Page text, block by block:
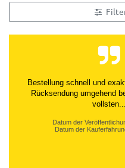
Bestellung schnell und
Rücksendung umgehend
vollsten...
Datum der
Datum der